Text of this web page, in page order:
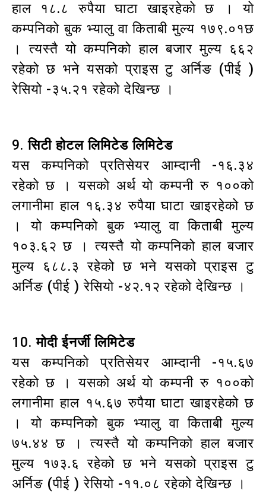
हाल १८.८ रुपैया घाटा खाइरहेको छ । यो
कम्पनिको बुक भ्यालु वा किताबी मुल्य १७९.०१छ
। त्यस्तै यो कम्पनिको हाल बजार मुल्य ६६२
रहेको छ भने यसको प्राइस टु अर्निङ (पीई )
रेसियो -३५.२१ रहेको देखिन्छ ।
9.सिटी होटल लिमिटेड लिमिटेड
यस कम्पनिको प्रतिसेयर आम्दानी -१६.३४
रहेको छ । यसको अर्थ यो कम्पनी रु १००को
लगानीमा हाल १६.३४ रुपैया घाटा खाइरहेको छ
। यो कम्पनिको बुक भ्यालु वा किताबी मुल्य
१०३.६२ छ । त्यस्तै यो कम्पनिको हाल बजार
मुल्य ६८८.३ रहेको छ भने यसको प्राइस टु
अर्निङ (पीई ) रेसियो -४२.१२ रहेको देखिन्छ ।
10.मोदी ईनर्जी लिमिटेड
यस कम्पनिको प्रतिसेयर आम्दानी -१५.६७
रहेको छ । यसको अर्थ यो कम्पनी रु १००को
लगानीमा हाल १५.६७ रुपैया घाटा खाइरहेको छ
। यो कम्पनिको बुक भ्यालु वा किताबी मुल्य
७५.४४ छ । त्यस्तै यो कम्पनिको हाल बजार
मुल्य १७३.६ रहेको छ भने यसको प्राइस टु
अर्निङ (पीई ) रेसियो -११.०८ रहेको देखिन्छ ।